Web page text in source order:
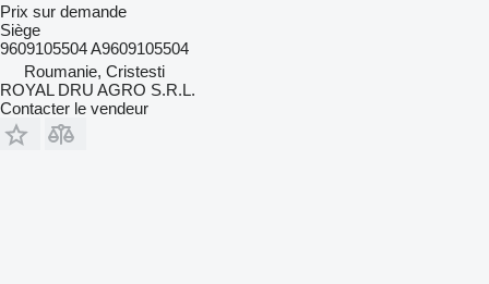
Prix sur demande
Siège
9609105504 A9609105504
Roumanie, Cristesti
ROYAL DRU AGRO S.R.L.
Contacter le vendeur